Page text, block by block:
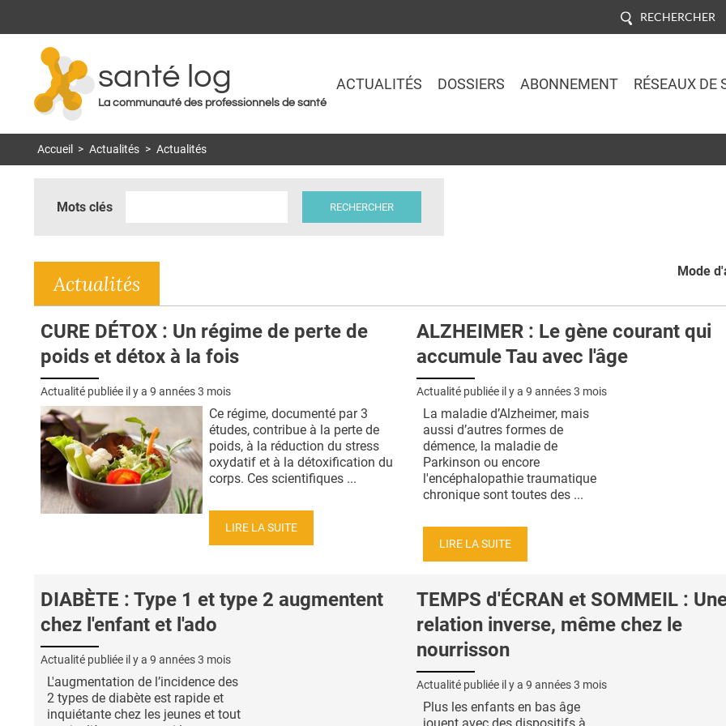
RECHERCHER
santé log
La communauté des professionnels de santé
ACTUALITÉS DOSSIERS ABONNEMENT RÉSEAUX DE
Accueil > Actualités > Actualités
Mots clés
Mode
Actualités
CURE DÉTOX : Un régime de perte de
poids et détox à la fois
Actualité publiée il y a 9 années 3 mois
Ce régime, documenté par 3
études, contribue à la perte de
poids, à la réduction du stress
oxydatif et à la détoxification du
corps. Ces scientifiques ...
LIRE LA SUITE
ALZHEIMER : Le gène courant qui
accumule Tau avec l'âge
Actualité publiée il y a 9 années 3 mois
La maladie d’Alzheimer, mais
aussi d’autres formes de
démence, la maladie de
Parkinson ou encore
l'encéphalopathie traumatique
chronique sont toutes des ...
LIRE LA SUITE
DIABÈTE : Type 1 et type 2 augmentent
chez l'enfant et l'ado
Actualité publiée il y a 9 années 3 mois
L'augmentation de l’incidence des
2 types de diabète est rapide et
inquiétante chez les jeunes et tout
TEMPS d'ÉCRAN et SOMMEIL :
relation inverse, même chez le
nourrisson
Actualité publiée il y a 9 années 3 mois
Plus les enfants en bas âge